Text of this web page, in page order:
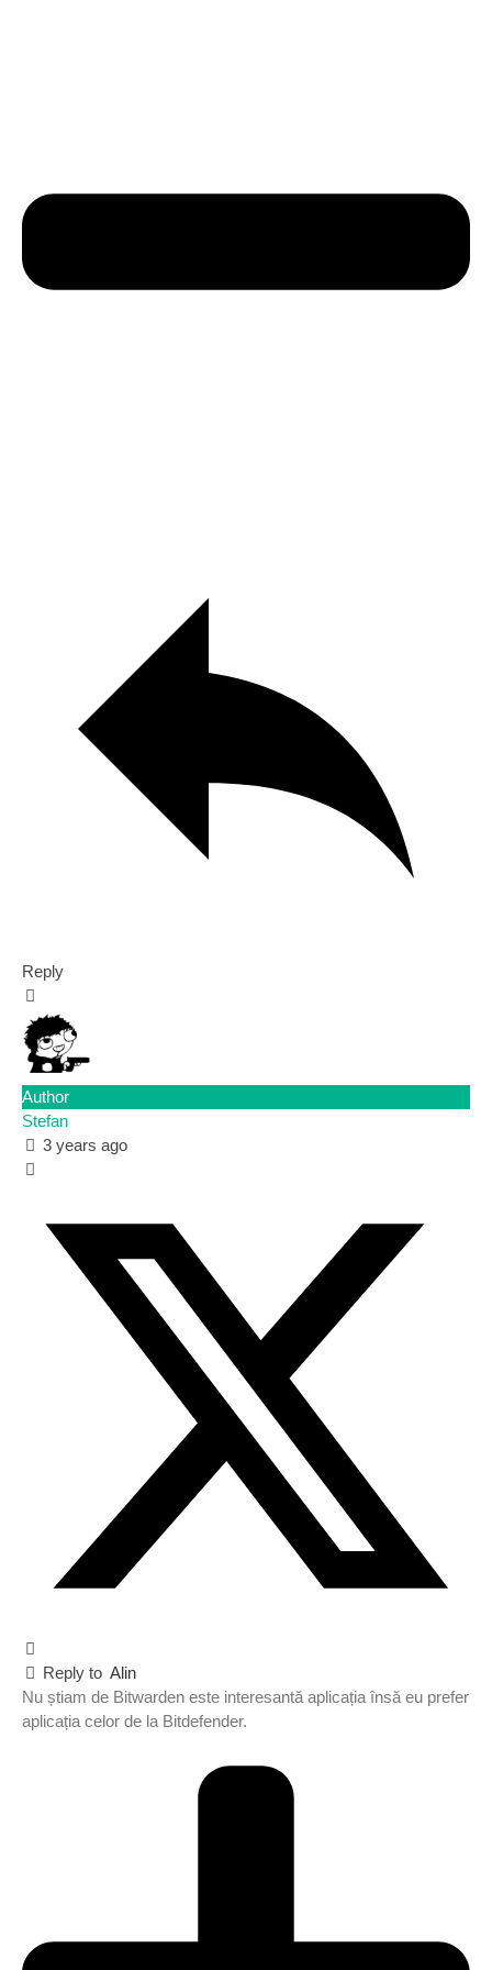
Reply
Author
Stefan
3 years ago
Reply to Alin
Nu știam de Bitwarden este interesantă aplicația însă eu prefer
aplicația celor de la Bitdefender.